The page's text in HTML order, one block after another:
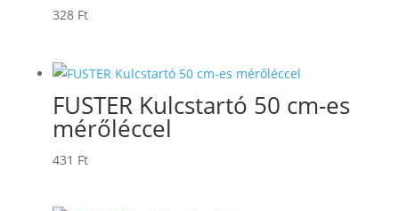
328 Ft
FUSTER Kulcstartó 50 cm-es
mérőléccel
431 Ft